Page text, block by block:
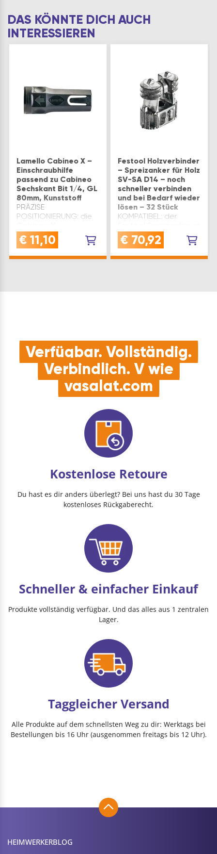
DAS KÖNNTE DICH AUCH
INTERESSIEREN
Lamello Cabineo X –
Einschraubhilfe
passend zu Cabineo
Sechskant Bit 1/4, GL
80mm, Kunststoff
PRÄZISE
POSITIONIERUNG: die
Einschraubhilfe sorgt
in Kombination mit
Sechskant-Bit 1/4" GL
€ 11,10
Festool Holzverbinder
– Spreizanker für Holz
SV-SA D14 – noch
schneller verbinden
und bei Bedarf wieder
lösen – 32 Stück
KOMPATIBEL: der
speziell entwickelt für
die Dübelfräse
ideal für professionelle
€ 70,92
Verfügbar. Vollständig.
Verbindlich. V wie
vasalat.com
Kostenlose Retoure
Du hast es dir anders überlegt? Bei uns hast du 30 Tage
kostenloses Rückgaberecht.
Schneller & einfacher Einkauf
Produkte vollständig verfügbar. Und das alles aus 1 zentralen
Lager.
Taggleicher Versand
Alle Produkte auf dem schnellsten Weg zu dir: Werktags bei
Bestellungen bis 16 Uhr (ausgenommen freitags bis 12 Uhr).
HEIMWERKER­BLOG